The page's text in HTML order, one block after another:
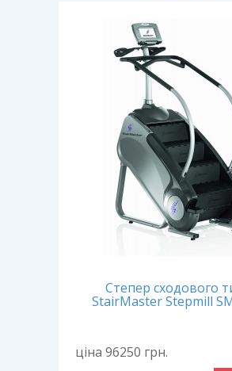
Степер сходового
StairMaster Stepmill
ціна 96250 грн.